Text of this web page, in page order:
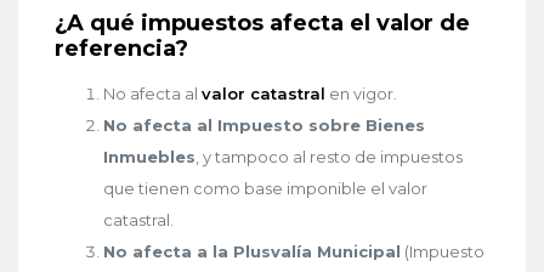
¿A qué impuestos afecta el valor de
referencia?
No afecta al valor catastral en vigor.
No afecta al Impuesto sobre Bienes
Inmuebles, y tampoco al resto de impuestos
que tienen como base imponible el valor
catastral.
No afecta a la Plusvalía Municipal (Impuesto